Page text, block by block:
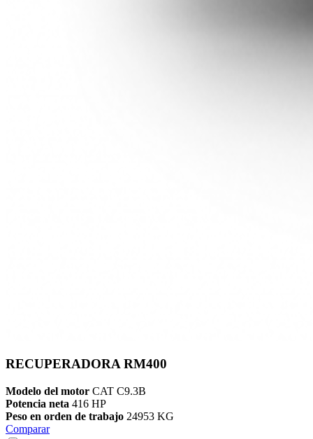
RECUPERADORA RM400
Modelo del motor CAT C9.3B
Potencia neta 416 HP
Peso en orden de trabajo 24953 KG
Comparar